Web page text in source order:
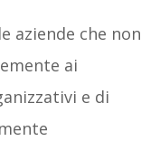
aziende che non
ai
e di